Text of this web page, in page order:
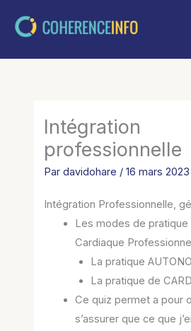
Intégration
professionnelle
Pardavidohare /16 mars 2023
Intégration Professionnelle,
Les modes de pratique
Cardiaque
La pratique
La pratique de
Ce quiz permet a pour
s’assurer que ce que